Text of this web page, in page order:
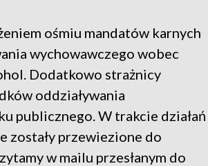
ośmiu mandatów karnych
wychowawczego wobec
Dodatkowo strażnicy
oddziaływania
publicznego. W trakcie działań
zostały przewiezione do
w mailu przesłanym do